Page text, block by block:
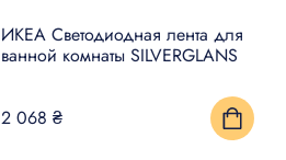
ИКЕА Светодиодная лента для
ванной комнаты SILVERGLANS
2 068 ₴